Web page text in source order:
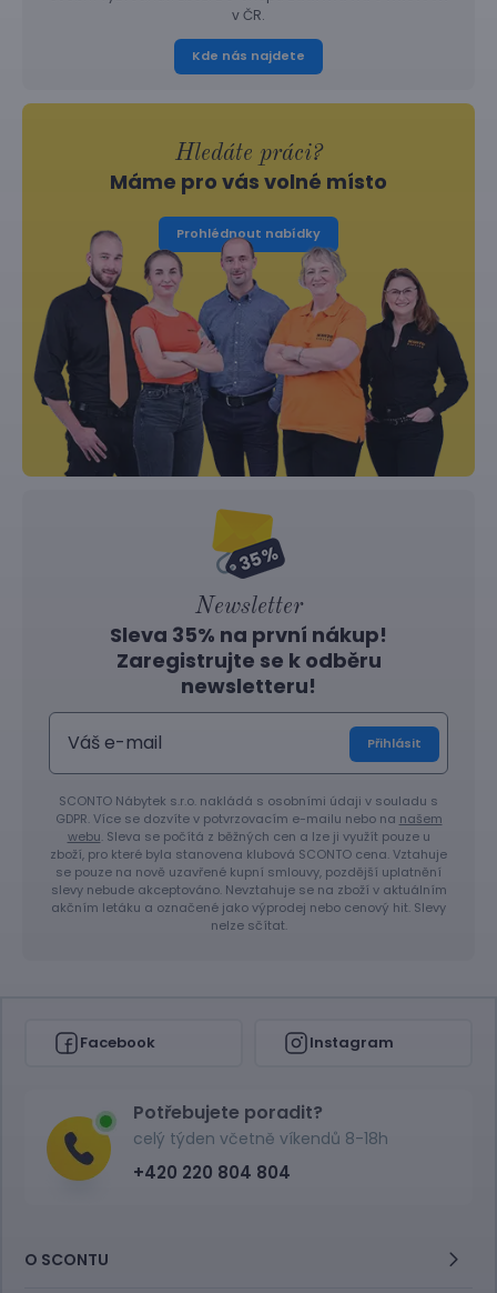
v ČR.
Kde nás najdete
Hledáte práci?
Máme pro vás volné místo
Prohlédnout nabídky
Newsletter
Sleva 35% na první nákup!
Zaregistrujte se k odběru
newsletteru!
Přihlásit
SCONTO Nábytek s.r.o. nakládá s osobními údaji v souladu s
GDPR. Více se dozvíte v potvrzovacím e-mailu nebo na našem
webu. Sleva se počítá z běžných cen a lze ji využít pouze u
zboží, pro které byla stanovena klubová SCONTO cena. Vztahuje
se pouze na nově uzavřené kupní smlouvy, pozdější uplatnění
slevy nebude akceptováno. Nevztahuje se na zboží v aktuálním
akčním letáku a označené jako výprodej nebo cenový hit. Slevy
nelze sčítat.
Facebook Instagram
Potřebujete poradit?
celý týden včetně víkendů 8-18h
+420 220 804 804
O SCONTU